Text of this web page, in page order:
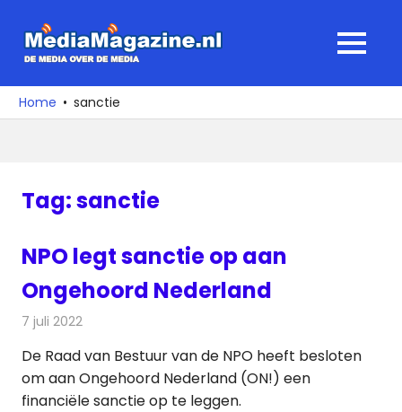
naar
media
over
MENU
Home sanctie
Tag:sanctie
NPO legt sanctie op aan
Ongehoord Nederland
7 juli 2022
De Raad van Bestuur van de NPO heeft besloten
om aan Ongehoord Nederland (ON!) een
financiële sanctie op te leggen.